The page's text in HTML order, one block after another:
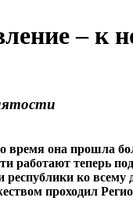
– к
время она прошла
работают теперь
республики ко
проходил